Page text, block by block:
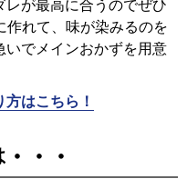
レが最高に合うのでぜひ
作れて、味が染みるのを
でメインおかずを用意
はこちら！
・・